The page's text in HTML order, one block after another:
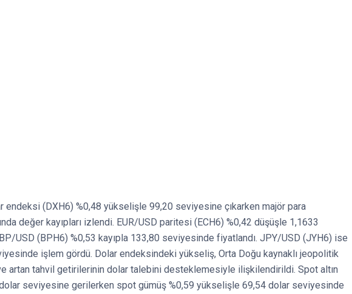
endeksi (DXH6) %0,48 yükselişle 99,20 seviyesine çıkarken majör para
değer kayıpları izlendi. EUR/USD paritesi (ECH6) %0,42 düşüşle 1,1633
USD (BPH6) %0,53 kayıpla 133,80 seviyesinde fiyatlandı. JPY/USD (JYH6) ise
işlem gördü. Dolar endeksindeki yükseliş, Orta Doğu kaynaklı jeopolitik
artan tahvil getirilerinin dolar talebini desteklemesiyle ilişkilendirildi. Spot altın
seviyesine gerilerken spot gümüş %0,59 yükselişle 69,54 dolar seviyesinde